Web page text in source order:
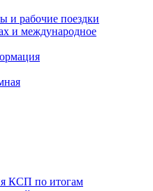
и рабочие поездки
и международное
КСП по итогам